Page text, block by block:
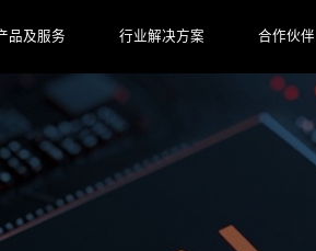
品及服务 行业解决方案 合作伙伴